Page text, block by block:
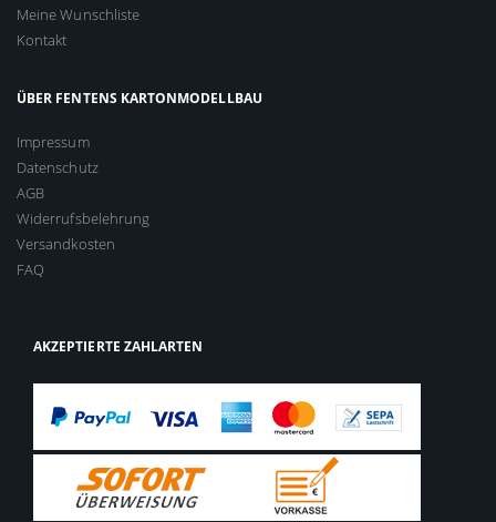
Meine Wunschliste
Kontakt
ÜBER FENTENS KARTONMODELLBAU
Impressum
Datenschutz
AGB
Widerrufsbelehrung
Versandkosten
FAQ
AKZEPTIERTE ZAHLARTEN